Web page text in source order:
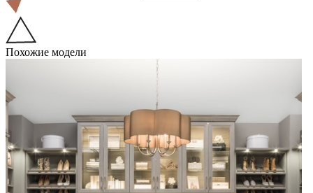
Похожие модели